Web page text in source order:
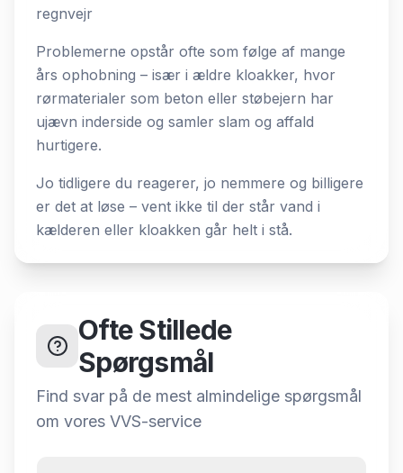
regnvejr
Problemerne opstår ofte som følge af mange
års ophobning – især i ældre kloakker, hvor
rørmaterialer som beton eller støbejern har
ujævn inderside og samler slam og affald
hurtigere.
Jo tidligere du reagerer, jo nemmere og billigere
er det at løse – vent ikke til der står vand i
kælderen eller kloakken går helt i stå.
Ofte Stillede
Spørgsmål
Find svar på de mest almindelige spørgsmål
om vores VVS-service